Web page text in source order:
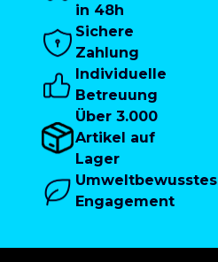
in 48h
Sichere
Zahlung
Individuelle
Betreuung
Über 3.000
Artikel auf
Lager
Umweltbewusstes
Engagement